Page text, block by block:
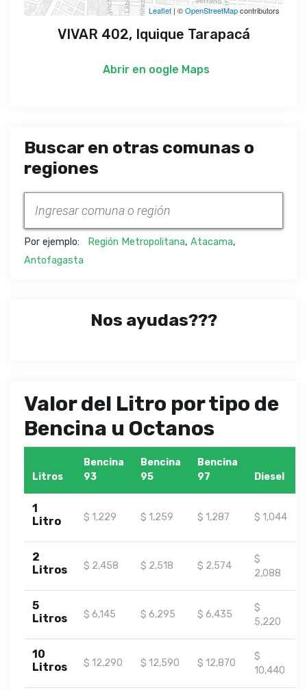
Leaflet | ©OpenStreetMapcontributors
VIVAR 402, Iquique Tarapacá
Abrir en oogle Maps
Buscar en otras comunas o
regiones
Por ejemplo: Región Metropolitana, Atacama,
Antofagasta
Nos ayudas???
Valor del Litro por tipo de
Bencina u Octanos
Litros
Bencina
93
Bencina
95
Bencina
97
Diesel
1
Litro
$ 1,229 $ 1,259 $ 1,287 $ 1,044
2
Litros
$ 2,458 $ 2,518 $ 2,574
$
2,088
5
Litros
$ 6,145 $ 6,295 $ 6,435
$
5,220
10
Litros
$ 12,290 $ 12,590 $ 12,870
$
10,440